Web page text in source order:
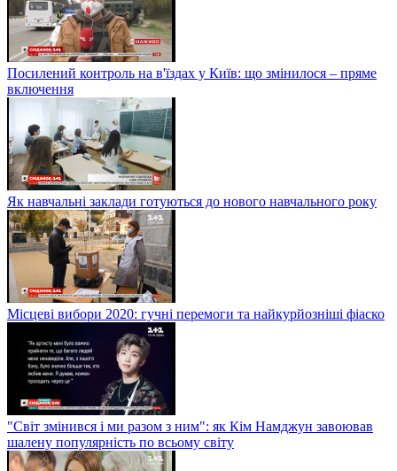
Посилений контроль на в'їздах у Київ: що змінилося – пряме
включення
Як навчальні заклади готуються до нового навчального року
Місцеві вибори 2020: гучні перемоги та найкурйозніші фіаско
"Світ змінився і ми разом з ним": як Кім Намджун завоював
шалену популярність по всьому світу